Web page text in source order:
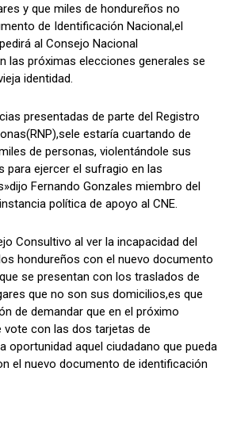
a nuestro boletín
de nuestro contenido, recibiendo
en su correo electrónico.
Suscribirse
WhatsApp
a nuestro boletín
de nuestro contenido, recibiendo
en su correo electrónico.
Suscribirse
WhatsApp
y que miles de hondureños no
de Identificación Nacional,el
al Consejo Nacional
las próximas elecciones generales se
identidad.
presentadas de parte del Registro
estaría cuartando de
de personas, violentándole sus
para ejercer el sufragio en las
Fernando Gonzales miembro del
política de apoyo al CNE.
Consultivo al ver la incapacidad del
hondureños con el nuevo documento
se presentan con los traslados de
que no son sus domicilios,es que
de demandar que en el próximo
con las dos tarjetas de
oportunidad aquel ciudadano que pueda
el nuevo documento de identificación